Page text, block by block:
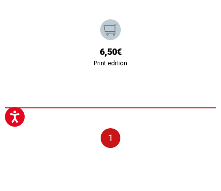
6,50€
Print edition
1